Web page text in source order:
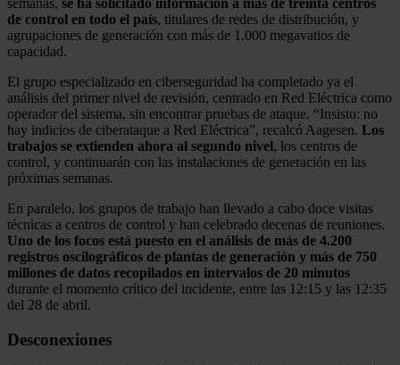
de control en todo el país, titulares de redes de distribución, y
agrupaciones de generación con más de 1.000 megavatios de
capacidad.
El grupo especializado en ciberseguridad ha completado ya el
análisis del primer nivel de revisión, centrado en Red Eléctrica como
operador del sistema, sin encontrar pruebas de ataque. “Insisto: no
hay indicios de ciberataque a Red Eléctrica”, recalcó Aagesen. Los
trabajos se extienden ahora al segundo nivel, los centros de
control, y continuarán con las instalaciones de generación en las
próximas semanas.
En paralelo, los grupos de trabajo han llevado a cabo doce visitas
técnicas a centros de control y han celebrado decenas de reuniones.
Uno de los focos está puesto en el análisis de más de 4.200
registros oscilográficos de plantas de generación y más de 750
millones de datos recopilados en intervalos de 20 minutos
durante el momento crítico del incidente, entre las 12:15 y las 12:35
del 28 de abril.
Desconexiones